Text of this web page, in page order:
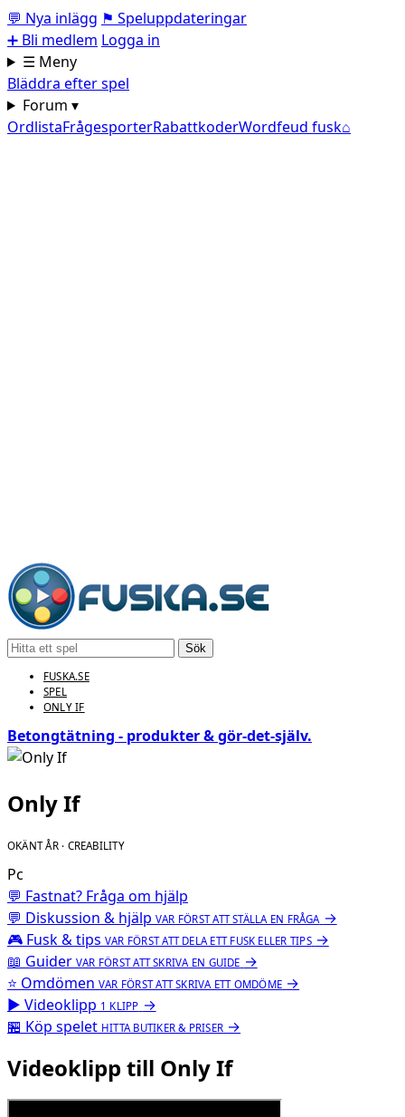
💬 Nya inlägg ⚑ Speluppdateringar
➕ Bli medlem Logga in
☰ Meny
Bläddra efter spel
Forum ▾
OrdlistaFrågesporterRabattkoderWordfeud fusk⌂
Sök
FUSKA.SE
SPEL
ONLY IF
Betongtätning - produkter & gör‑det‑själv.
Only If
OKÄNT ÅR · CREABILITY
Pc
💬 Fastnat? Fråga om hjälp
💬 Diskussion & hjälp VAR FÖRST ATT STÄLLA EN FRÅGA →
🎮 Fusk & tips VAR FÖRST ATT DELA ETT FUSK ELLER TIPS →
📖 Guider VAR FÖRST ATT SKRIVA EN GUIDE →
⭐ Omdömen VAR FÖRST ATT SKRIVA ETT OMDÖME →
▶ Videoklipp 1 KLIPP →
🏪 Köp spelet HITTA BUTIKER & PRISER →
Videoklipp till Only If